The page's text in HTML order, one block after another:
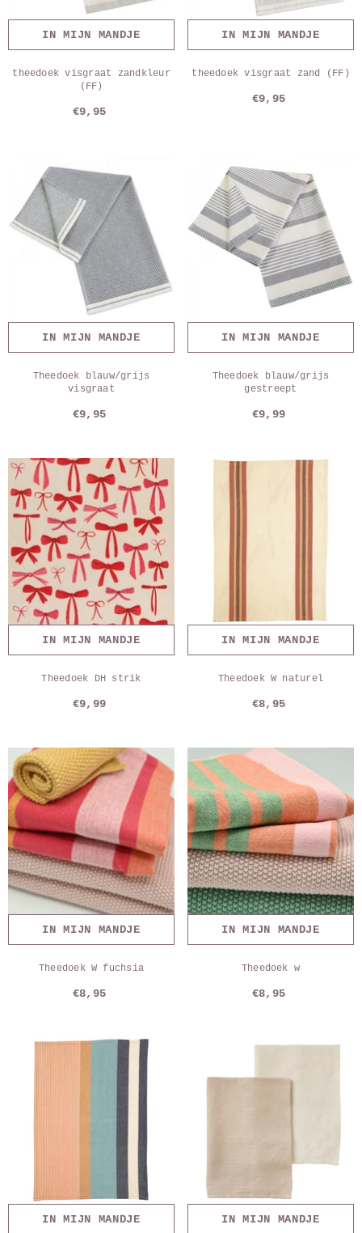
IN MIJN MANDJE
theedoek visgraat zandkleur
(FF)
€9,95
IN MIJN MANDJE
theedoek visgraat zand (FF)
€9,95
IN MIJN MANDJE
Theedoek blauw/grijs
visgraat
€9,95
IN MIJN MANDJE
Theedoek blauw/grijs
gestreept
€9,99
IN MIJN MANDJE
Theedoek DH strik
€9,99
IN MIJN MANDJE
Theedoek W naturel
€8,95
IN MIJN MANDJE
Theedoek W fuchsia
€8,95
IN MIJN MANDJE
Theedoek w
€8,95
IN MIJN MANDJE IN MIJN MANDJE